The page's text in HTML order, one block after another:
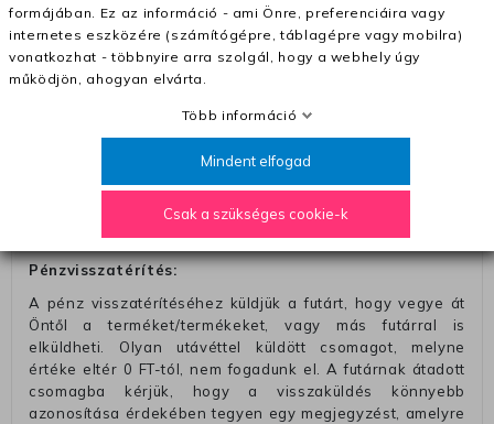
Szállítási díjak:
– Futár - kézbesítés az ország egész területén, 2-3
munkanapon belül a megrendelés e-mailben / sms-ben
történő megerősítésétől számítva
– Szállítás 1700 Ft (+400 Ft utánvéttel)
– Ingyenes szállítás 31600 Ft feletti megrendeléseknél
(+400 Ft utánvétte)
– A kapott termék cseréjéért 3780 Ft szállítási díjat
számolunk fel (oda -vissza út)
Pénzvisszatérítés:
A pénz visszatérítéséhez küldjük a futárt, hogy vegye át
Öntől a terméket/termékeket, vagy más futárral is
elküldheti. Olyan utávéttel küldött csomagot, melyne
értéke eltér 0 FT-tól, nem fogadunk el. A futárnak átadott
csomagba kérjük, hogy a visszaküldés könnyebb
azonosítása érdekében tegyen egy megjegyzést, amelyre
formájában. Ez az információ - ami Önre, preferenciáira vagy
internetes eszközére (számítógépre, táblagépre vagy mobilra)
vonatkozhat - többnyire arra szolgál, hogy a webhely úgy
működjön, ahogyan elvárta.
Több információ
Mindent elfogad
Csak a szükséges cookie-k